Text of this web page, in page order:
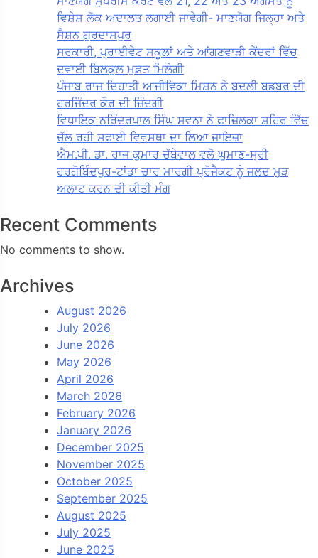
ਵਿਸ਼ੇਸ਼ ਲੋਕ ਅਦਾਲਤ ਲਗਾਈ ਜਾਵੇਗੀ- ਮਾਣਯੋਗ ਜਿਲ੍ਹਾ ਅਤੇ
ਸੈਸ਼ਨ ਗੁਰਦਾਸਪੁਰ
ਸਰਕਾਰੀ, ਪ੍ਰਾਈਵੇਟ ਸਕੂਲਾਂ ਅਤੇ ਆਂਗਣਵਾੜੀ ਕੇਂਦਰਾਂ ਵਿੱਚ
ਦਵਾਈ ਬਿਲਕੁਲ ਮੁਫ਼ਤ ਮਿਲੇਗੀ
ਪੰਜਾਬ ਰਾਜ ਦਿਹਾਤੀ ਆਜੀਵਿਕਾ ਮਿਸ਼ਨ ਨੇ ਬਦਲੀ ਬਡਬਰ ਦੀ
ਹਰਜਿੰਦਰ ਕੌਰ ਦੀ ਜ਼ਿੰਦਗੀ
ਵਿਧਾਇਕ ਨਰਿੰਦਰਪਾਲ ਸਿੰਘ ਸਵਨਾ ਨੇ ਫਾਜ਼ਿਲਕਾ ਸ਼ਹਿਰ ਵਿੱਚ
ਚੱਲ ਰਹੀ ਸਫਾਈ ਵਿਵਸਥਾ ਦਾ ਲਿਆ ਜਾਇਜ਼ਾ
ਐਮ.ਪੀ. ਡਾ. ਰਾਜ ਕੁਮਾਰ ਚੱਬੇਵਾਲ ਵਲੋ ਘੁਮਾਣ-ਸ੍ਰੀ
ਹਰਗੋਬਿੰਦਪੁਰ-ਟਾਂਡਾ ਚਾਰ ਮਾਰਗੀ ਪ੍ਰੋਜੈਕਟ ਨੂੰ ਜਲਦ ਮੁੜ
ਅਲਾਟ ਕਰਨ ਦੀ ਕੀਤੀ ਮੰਗ
Recent Comments
No comments to show.
Archives
August 2026
July 2026
June 2026
May 2026
April 2026
March 2026
February 2026
January 2026
December 2025
November 2025
October 2025
September 2025
August 2025
July 2025
June 2025